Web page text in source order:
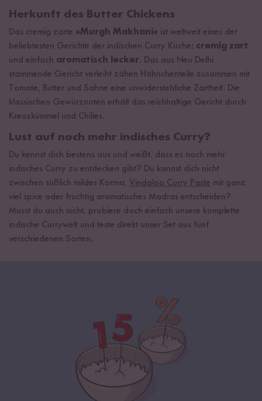
Herkunft des Butter Chickens
Das cremig zarte »Murgh Makhani« ist weltweit eines der
beliebtesten Gerichte der indischen Curry Küche: cremig zart
und einfach aromatisch lecker. Das aus Neu Delhi
stammende Gericht verleiht zähen Hähnchenteile zusammen mit
Tomate, Butter und Sahne eine unwiderstehliche Zartheit. Die
klassischen Gewürznoten erhält das reichhaltige Gericht durch
Kreuzkümmel und Chilies.
Lust auf noch mehr indisches Curry?
Du kennst dich bestens aus und weißt, dass es noch mehr
indisches Curry zu entdecken gibt? Du kannst dich nicht
zwischen süßlich mildes Korma, Vindaloo Curry Paste mit ganz
viel spice oder fruchtig aromatisches Madras entscheiden?
Musst du auch nicht, probiere doch einfach unsere komplette
indische Currywelt und teste direkt unser Set aus fünf
verschiedenen Sorten.